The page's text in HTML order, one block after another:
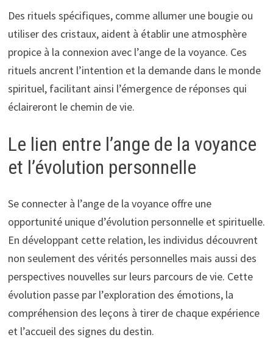
Des rituels spécifiques, comme allumer une bougie ou
utiliser des cristaux, aident à établir une atmosphère
propice à la connexion avec l’ange de la voyance. Ces
rituels ancrent l’intention et la demande dans le monde
spirituel, facilitant ainsi l’émergence de réponses qui
éclaireront le chemin de vie.
Le lien entre l’ange de la voyance
et l’évolution personnelle
Se connecter à l’ange de la voyance offre une
opportunité unique d’évolution personnelle et spirituelle.
En développant cette relation, les individus découvrent
non seulement des vérités personnelles mais aussi des
perspectives nouvelles sur leurs parcours de vie. Cette
évolution passe par l’exploration des émotions, la
compréhension des leçons à tirer de chaque expérience
et l’accueil des signes du destin.